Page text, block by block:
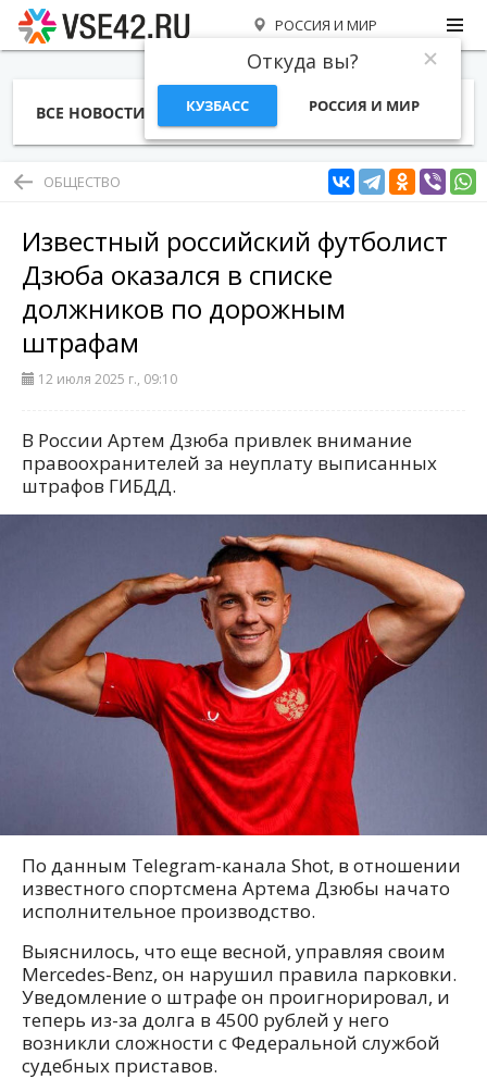
РОССИЯ И МИР
Откуда вы?
КУЗБАСС РОССИЯ И МИР
ВСЕ НОВОСТИ СТАТЬИ ТЕМЫ ФОТО
ОБЩЕСТВО
Известный российский футболист
Дзюба оказался в списке
должников по дорожным
штрафам
12 июля 2025 г., 09:10
В России Артем Дзюба привлек внимание
правоохранителей за неуплату выписанных
штрафов ГИБДД.
По данным Telegram-канала Shot, в отношении
известного спортсмена Артема Дзюбы начато
исполнительное производство.
Выяснилось, что еще весной, управляя своим
Mercedes-Benz, он нарушил правила парковки.
Уведомление о штрафе он проигнорировал, и
теперь из-за долга в 4500 рублей у него
возникли сложности с Федеральной службой
судебных приставов.